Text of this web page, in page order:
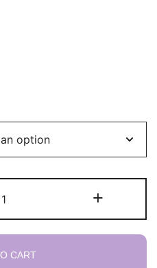
Espiga
quantity
+
CART